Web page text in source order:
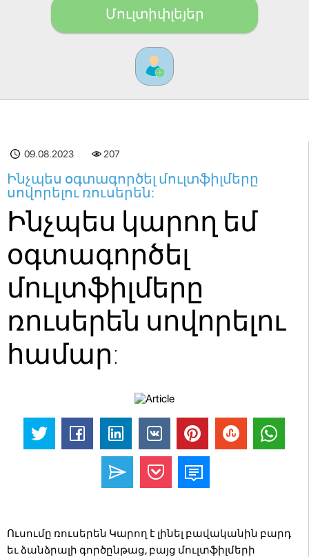
Մուլտիփլեյեր
09.08.2023 207
Ինչպես օգտագործել մուլտֆիլմերը
սովորելու ռուսերեն:
Ինչպես կարող եմ
օգտագործել
մուլտֆիլմերը
ռուսերեն սովորելու
համար:
Ուսումը ռուսերեն Կարող է լինել բավականին բարդ
եւ ձանձրալի գործընթաց, բայց մուլտֆիլմերի